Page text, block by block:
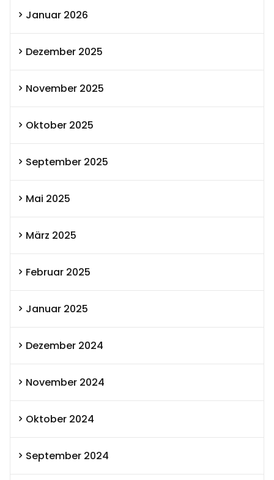
Januar 2026
Dezember 2025
November 2025
Oktober 2025
September 2025
Mai 2025
März 2025
Februar 2025
Januar 2025
Dezember 2024
November 2024
Oktober 2024
September 2024